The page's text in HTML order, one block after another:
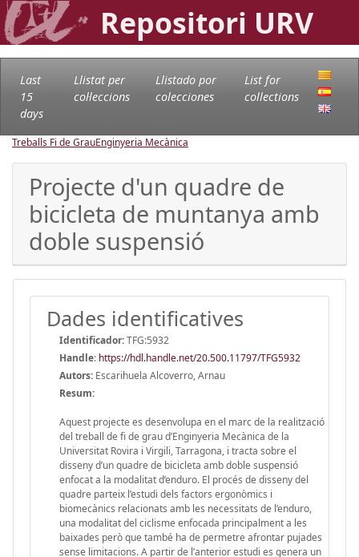
Repositori URV
Last
15
days
Llistat per
col·leccions
Llistado por
colecciones
List for
collections
Treballs Fi de GrauEnginyeria Mecànica
Projecte d'un quadre de
bicicleta de muntanya amb
doble suspensió
Dades identificatives
Identificador:TFG:5932
Handle: https://hdl.handle.net/20.500.11797/TFG5932
Autors: Escarihuela Alcoverro, Arnau
Resum:
Aquest projecte es desenvolupa en el marc de la realització
del treball de fi de grau d’Enginyeria Mecànica de la
Universitat Rovira i Virgili, Tarragona, i tracta sobre el
disseny d’un quadre de bicicleta amb doble suspensió
enfocat a la modalitat d’enduro. El procés de disseny del
quadre parteix l’estudi dels factors ergonòmics i
biomecànics relacionats amb les necessitats de l’enduro,
una modalitat del ciclisme enfocada principalment a les
baixades però que també ha de permetre afrontar pujades
sense limitacions. A partir de l’anterior estudi es genera un